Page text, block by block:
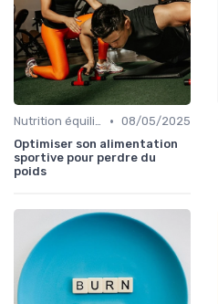
Nutrition équilibrée • 08/05/2025
Optimiser son alimentation
sportive pour perdre du
poids